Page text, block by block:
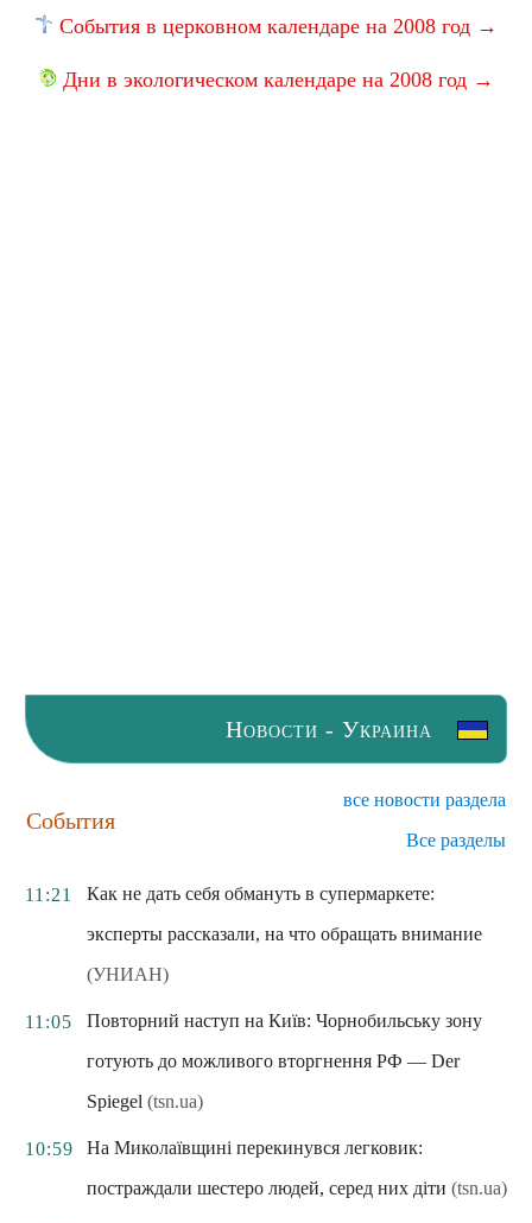
События в церковном календаре на 2008 год →
Дни в экологическом календаре на 2008 год →
Новости - Украина
События
все новости раздела
Все разделы
11:21
Как не дать себя обмануть в супермаркете:
эксперты рассказали, на что обращать внимание
(УНИАН)
11:05
Повторний наступ на Київ: Чорнобильську зону
готують до можливого вторгнення РФ — Der
Spiegel (tsn.ua)
10:59
На Миколаївщині перекинувся легковик:
постраждали шестеро людей, серед них діти (tsn.ua)